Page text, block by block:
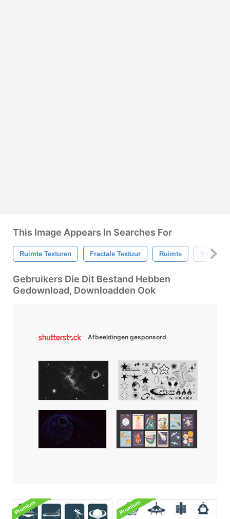
This Image Appears In Searches For
Ruimte Texturen Fractale Textuur Ruimte Vrije
Gebruikers Die Dit Bestand Hebben
Gedownload, Downloadden Ook
Afbeeldingen gesponsord